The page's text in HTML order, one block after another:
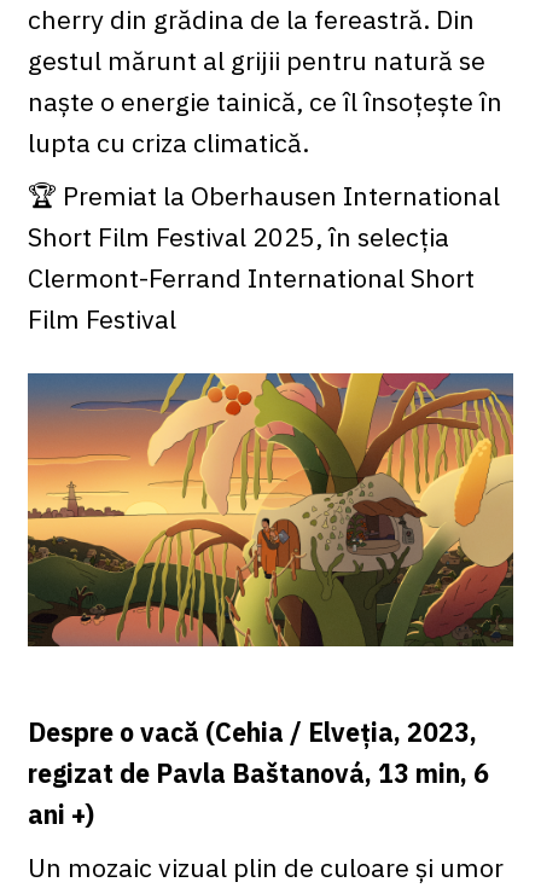
cherry din grădina de la fereastră. Din
gestul mărunt al grijii pentru natură se
naște o energie tainică, ce îl însoțește în
lupta cu criza climatică.
🏆 Premiat la Oberhausen International
Short Film Festival 2025, în selecția
Clermont-Ferrand International Short
Film Festival
Despre o vacă (Cehia / Elveția, 2023,
regizat de Pavla Baštanová, 13 min, 6
ani +)
Un mozaic vizual plin de culoare și umor